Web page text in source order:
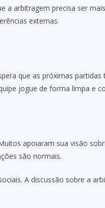
a arbitragem precisa ser
externas.
que as próximas partidas
jogue de forma limpa e
apoiaram sua visão
são normais.
A discussão sobre a